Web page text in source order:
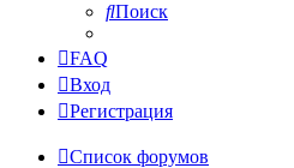
Поиск
FAQ
Вход
Регистрация
Список форумов